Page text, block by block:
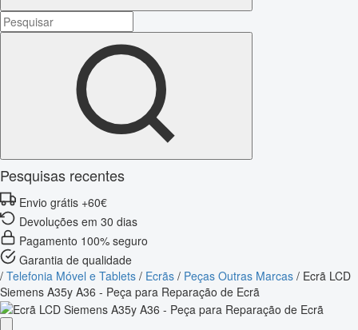
Pesquisas recentes
Envio grátis +60€
Devoluções em 30 dias
Pagamento 100% seguro
Garantia de qualidade
/ Telefonia Móvel e Tablets / Ecrãs / Peças Outras Marcas / Ecrã LCD
Siemens A35y A36 - Peça para Reparação de Ecrã